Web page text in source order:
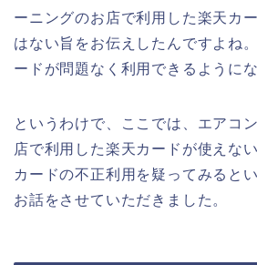
ーニングのお店で利用した楽天カ
はない旨をお伝えしたんですよね
ードが問題なく利用できるように
というわけで、ここでは、エアコ
店で利用した楽天カードが使えな
カードの不正利用を疑ってみると
お話をさせていただきました。